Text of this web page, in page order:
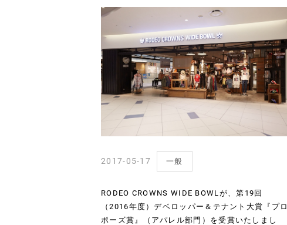
2017-05-17 一般
RODEO CROWNS WIDE BOWLが、第19回
（2016年度）デベロッパー＆テナント大賞『プロ
ポーズ賞』（アパレル部門）を受賞いたしまし